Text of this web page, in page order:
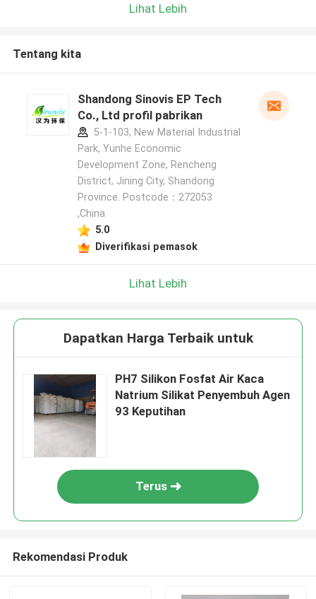
Lihat Lebih
Tentang kita
Shandong Sinovis EP Tech
Co., Ltd profil pabrikan
5-1-103, New Material Industrial
Park, Yunhe Economic
Development Zone, Rencheng
District, Jining City, Shandong
Province. Postcode：272053
,China
5.0
Diverifikasi pemasok
Lihat Lebih
Dapatkan Harga Terbaik untuk
PH7 Silikon Fosfat Air Kaca
Natrium Silikat Penyembuh Agen
93 Keputihan
Terus
Rekomendasi Produk